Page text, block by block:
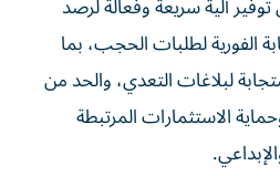
الفورية لطلبات الحجب، بما
لبلاغات التعدي، والحد من
الاستثمارات المرتبطة